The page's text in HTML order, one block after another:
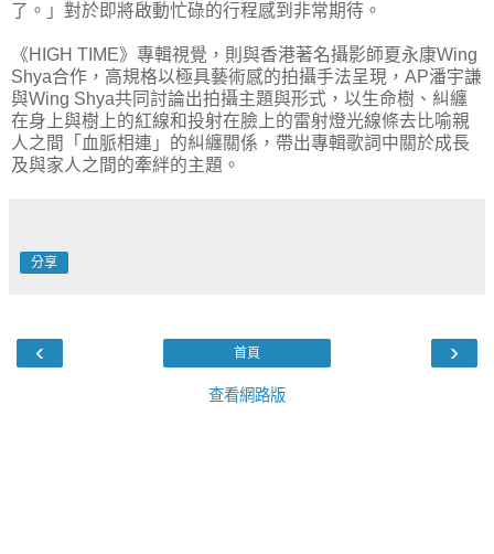
了。」對於即將啟動忙碌的行程感到非常期待。
《HIGH TIME》專輯視覺，則與香港著名攝影師夏永康Wing
Shya合作，高規格以極具藝術感的拍攝手法呈現，AP潘宇謙
與Wing Shya共同討論出拍攝主題與形式，以生命樹、糾纏
在身上與樹上的紅線和投射在臉上的雷射燈光線條去比喻親
人之間「血脈相連」的糾纏關係，帶出專輯歌詞中關於成長
及與家人之間的牽絆的主題。
分享
‹ ›
首頁
查看網路版